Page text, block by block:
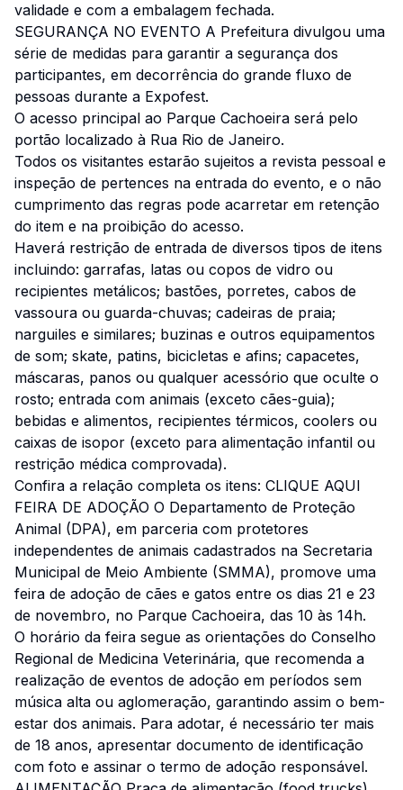
validade e com a embalagem fechada.
SEGURANÇA NO EVENTO A Prefeitura divulgou uma
série de medidas para garantir a segurança dos
participantes, em decorrência do grande fluxo de
pessoas durante a Expofest.
O acesso principal ao Parque Cachoeira será pelo
portão localizado à Rua Rio de Janeiro.
Todos os visitantes estarão sujeitos a revista pessoal e
inspeção de pertences na entrada do evento, e o não
cumprimento das regras pode acarretar em retenção
do item e na proibição do acesso.
Haverá restrição de entrada de diversos tipos de itens
incluindo: garrafas, latas ou copos de vidro ou
recipientes metálicos; bastões, porretes, cabos de
vassoura ou guarda-chuvas; cadeiras de praia;
narguiles e similares; buzinas e outros equipamentos
de som; skate, patins, bicicletas e afins; capacetes,
máscaras, panos ou qualquer acessório que oculte o
rosto; entrada com animais (exceto cães-guia);
bebidas e alimentos, recipientes térmicos, coolers ou
caixas de isopor (exceto para alimentação infantil ou
restrição médica comprovada).
Confira a relação completa os itens: CLIQUE AQUI
FEIRA DE ADOÇÃO O Departamento de Proteção
Animal (DPA), em parceria com protetores
independentes de animais cadastrados na Secretaria
Municipal de Meio Ambiente (SMMA), promove uma
feira de adoção de cães e gatos entre os dias 21 e 23
de novembro, no Parque Cachoeira, das 10 às 14h.
O horário da feira segue as orientações do Conselho
Regional de Medicina Veterinária, que recomenda a
realização de eventos de adoção em períodos sem
música alta ou aglomeração, garantindo assim o bem-
estar dos animais. Para adotar, é necessário ter mais
de 18 anos, apresentar documento de identificação
com foto e assinar o termo de adoção responsável.